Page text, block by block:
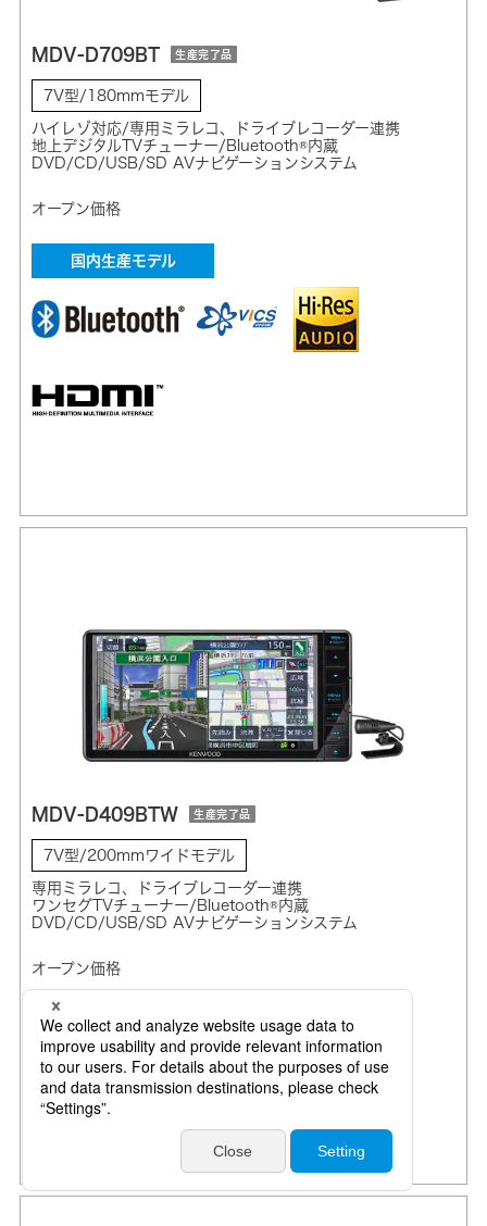
MDV-D709BT 生産完了品
7V型/180mmモデル
ハイレゾ対応/専用ミラレコ、ドライブレコーダー連携
地上デジタルTVチューナー/Bluetooth®内蔵
DVD/CD/USB/SD AVナビゲーションシステム
オープン価格
国内生産モデル
MDV-D409BTW 生産完了品
7V型/200mmワイドモデル
専用ミラレコ、ドライブレコーダー連携
ワンセグTVチューナー/Bluetooth®内蔵
DVD/CD/USB/SD AVナビゲーションシステム
オープン価格
国内生産モデル